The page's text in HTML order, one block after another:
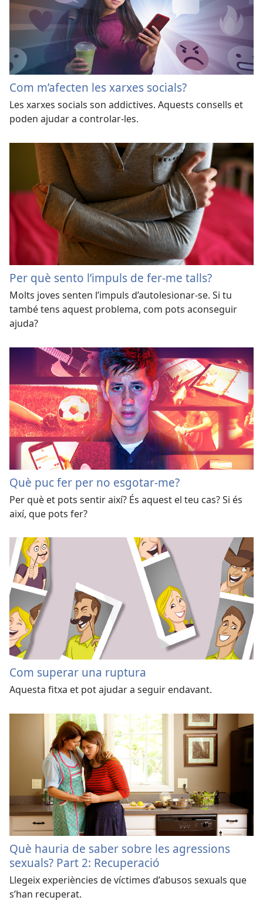
Com m’afecten les xarxes socials?
Les xarxes socials son addictives. Aquests consells et
poden ajudar a controlar-les.
Per què sento l’impuls de fer-me talls?
Molts joves senten l’impuls d’autolesionar-se. Si tu
també tens aquest problema, com pots aconseguir
ajuda?
Què puc fer per no esgotar-me?
Per què et pots sentir així? És aquest el teu cas? Si és
així, que pots fer?
Com superar una ruptura
Aquesta fitxa et pot ajudar a seguir endavant.
Què hauria de saber sobre les agressions
sexuals? Part 2: Recuperació
Llegeix experiències de víctimes d’abusos sexuals que
s’han recuperat.